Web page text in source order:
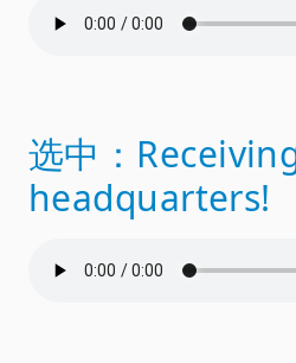
选中：
headquarters!